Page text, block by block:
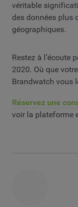
véritable
des données plus
géographiques.
Restez à l’écoute
2020. Où que
Brandwatch vous
Réservez une
voir la plateforme